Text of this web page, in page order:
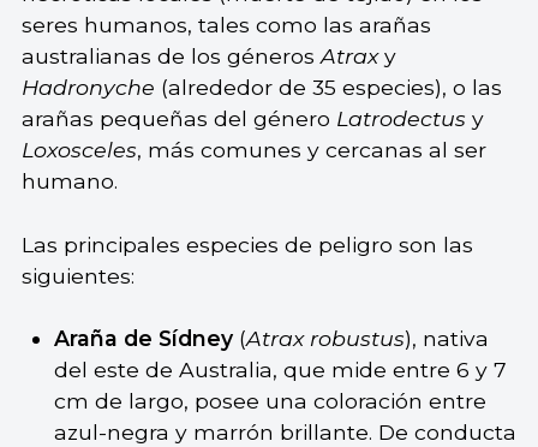
seres humanos, tales como las arañas
australianas de los géneros Atraxy
Hadronyche (alrededor de 35 especies), o las
arañas pequeñas del género Latrodectus y
Loxosceles, más comunes y cercanas al ser
humano.
Las principales especies de peligro son las
siguientes:
Araña de Sídney (Atrax robustus), nativa
del este de Australia, que mide entre 6 y 7
cm de largo, posee una coloración entre
azul-negra y marrón brillante. De conducta